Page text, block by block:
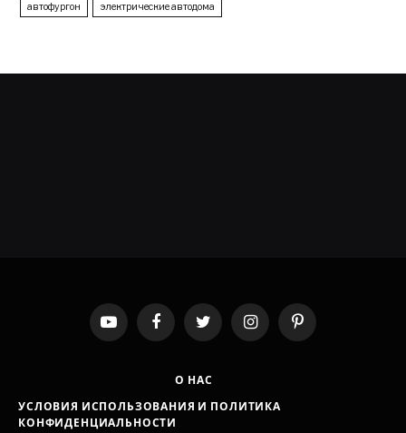
автофургон электрические автодома
YouTubeFacebookTwitter InstagramPinterest
О НАС
УСЛОВИЯ ИСПОЛЬЗОВАНИЯ И ПОЛИТИКА
КОНФИДЕНЦИАЛЬНОСТИ